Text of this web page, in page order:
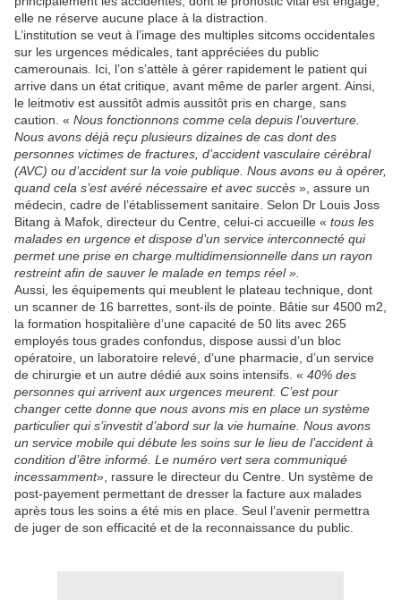
elle ne réserve aucune place à la distraction.
L’institution se veut à l’image des multiples sitcoms occidentales
sur les urgences médicales, tant appréciées du public
camerounais. Ici, l’on s’attèle à gérer rapidement le patient qui
arrive dans un état critique, avant même de parler argent. Ainsi,
le leitmotiv est aussitôt admis aussitôt pris en charge, sans
caution. « Nous fonctionnons comme cela depuis l’ouverture.
Nous avons déjà reçu plusieurs dizaines de cas dont des
personnes victimes de fractures, d’accident vasculaire cérébral
(AVC) ou d’accident sur la voie publique. Nous avons eu à opérer,
quand cela s’est avéré nécessaire et avec succès », assure un
médecin, cadre de l’établissement sanitaire. Selon Dr Louis Joss
Bitang à Mafok, directeur du Centre, celui-ci accueille « tous les
malades en urgence et dispose d’un service interconnecté qui
permet une prise en charge multidimensionnelle dans un rayon
restreint afin de sauver le malade en temps réel ».
Aussi, les équipements qui meublent le plateau technique, dont
un scanner de 16 barrettes, sont-ils de pointe. Bâtie sur 4500 m2,
la formation hospitalière d’une capacité de 50 lits avec 265
employés tous grades confondus, dispose aussi d’un bloc
opératoire, un laboratoire relevé, d’une pharmacie, d’un service
de chirurgie et un autre dédié aux soins intensifs. « 40% des
personnes qui arrivent aux urgences meurent. C’est pour
changer cette donne que nous avons mis en place un système
particulier qui s’investit d’abord sur la vie humaine. Nous avons
un service mobile qui débute les soins sur le lieu de l’accident à
condition d’être informé. Le numéro vert sera communiqué
incessamment» , rassure le directeur du Centre. Un système de
post-payement permettant de dresser la facture aux malades
après tous les soins a été mis en place. Seul l’avenir permettra
de juger de son efficacité et de la reconnaissance du public.